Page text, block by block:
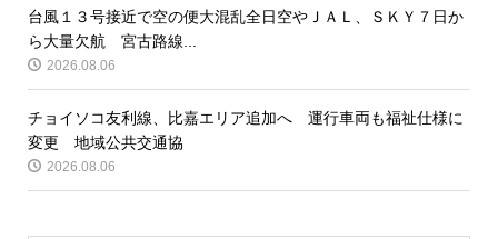
台風１３号接近で空の便大混乱全日空やＪＡＬ、ＳＫＹ７日か
ら大量欠航 宮古路線...
2026.08.06
チョイソコ友利線、比嘉エリア追加へ 運行車両も福祉仕様に
変更 地域公共交通協
2026.08.06